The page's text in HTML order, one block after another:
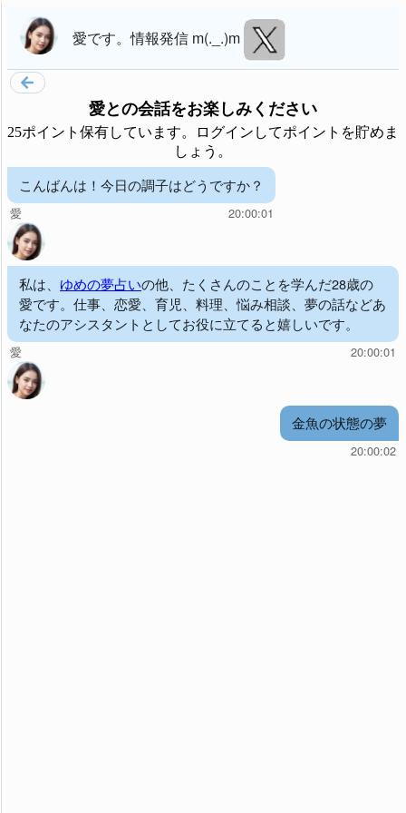
愛です。情報発信 m(._.)m
愛との会話をお楽しみください
25ポイント保有しています。ログインしてポイントを貯めま
しょう。
こんばんは！今日の調子はどうですか？
愛 20:00:01
私は、 ゆめの夢占いの他、たくさんのことを学んだ28歳の
愛です。仕事、恋愛、育児、料理、悩み相談、夢の話などあ
なたのアシスタントとしてお役に立てると嬉しいです。
愛 20:00:01
金魚の状態の夢
20:00:02